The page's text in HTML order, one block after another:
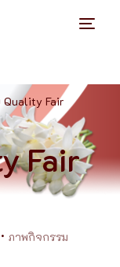
Quality Fair
Fair
ภาพกิจกรรม